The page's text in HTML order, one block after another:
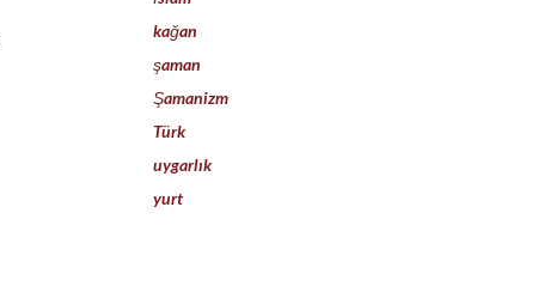
kağan
şaman
Şamanizm
Türk
uygarlık
yurt